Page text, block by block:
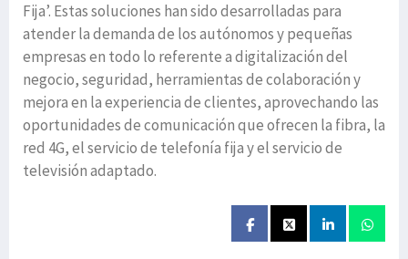
Fija’. Estas soluciones han sido desarrolladas para
atender la demanda de los autónomos y pequeñas
empresas en todo lo referente a digitalización del
negocio, seguridad, herramientas de colaboración y
mejora en la experiencia de clientes, aprovechando las
oportunidades de comunicación que ofrecen la fibra, la
red 4G, el servicio de telefonía fija y el servicio de
televisión adaptado.